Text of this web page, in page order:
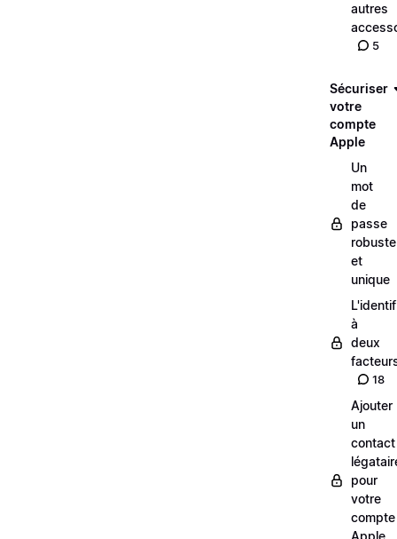
autres
5
Sécuriser
votre
compte
Apple
Un
mot
de
passe
robuste
et
unique
à
deux
18
Ajouter
un
contact
pour
votre
compte
Apple